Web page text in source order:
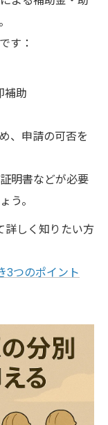
す：
補助
、申請の可否を
明書などが必要
う。
詳しく知りたい方
3つのポイント